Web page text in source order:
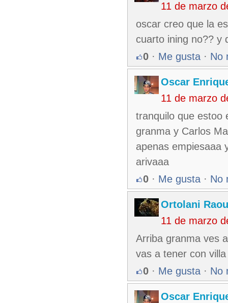
11 de marzo
oscar creo que la
cuarto ining no?? y
0 · Me gusta · No
Oscar
11 de marzo
tranquilo que estoo
granma y Carlos
apenas empiesaaa
arivaaa
0 · Me gusta · No
Ortolani
11 de marzo
Arriba granma ves
vas a tener con
0 · Me gusta · No
Oscar